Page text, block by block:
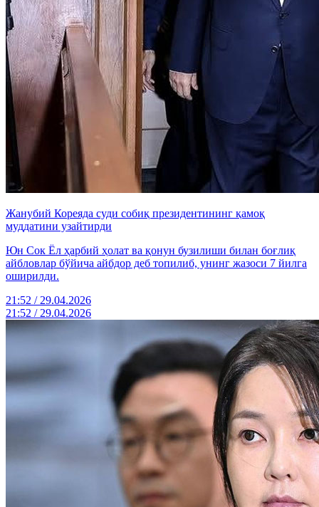
Жанубий Кореяда суди собиқ президентининг қамоқ
муддатини узайтирди
Юн Сок Ёл ҳарбий ҳолат ва қонун бузилиши билан боғлиқ
айбловлар бўйича айбдор деб топилиб, унинг жазоси 7 йилга
оширилди.
21:52 / 29.04.2026
21:52 / 29.04.2026